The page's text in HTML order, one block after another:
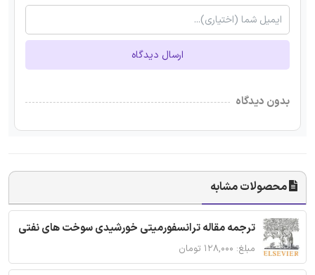
ارسال دیدگاه
بدون دیدگاه
محصولات مشابه
ترجمه مقاله ترانسفورمیتی خورشیدی سوخت های نفتی
مبلغ: ۱۲۸,۰۰۰ تومان